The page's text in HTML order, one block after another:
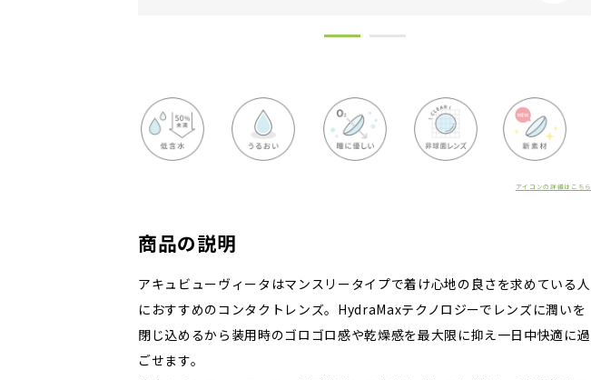
アイコンの詳細はこちら
商品の説明
アキュビューヴィータはマンスリータイプで着け心地の良さを求めている人
におすすめのコンタクトレンズ。HydraMaxテクノロジーでレンズに潤いを
閉じ込めるから装用時のゴロゴロ感や乾燥感を最大限に抑え一日中快適に過
ごせます。